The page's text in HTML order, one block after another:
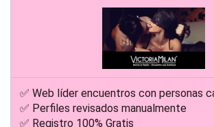
✅ Web líder encuentros con personas
✅ Perfiles revisados manualmente
✅ Registro 100% Gratis